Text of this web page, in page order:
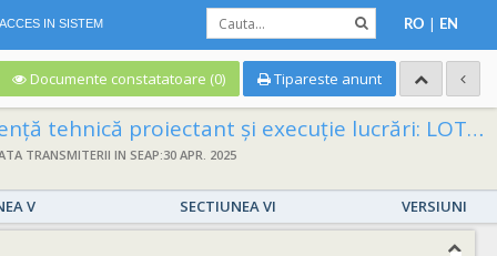
ACCES IN SISTEM RO | EN
Documente constatatoare (0) Tipareste anunt
STRADA VALENTINA BOSTINA” LOT 3-“MODERNIZARE STRADA HADRIAN DAICOVICIU” LOT 4-“MODERNIZARE STRADA IUSTIN POPFIU” LOT 5-“MODERNIZARE STRADA RADU GRECEANU”
TRANSMITERII IN SEAP:30 APR. 2025
V SECTIUNEA VI
VERSIUNI